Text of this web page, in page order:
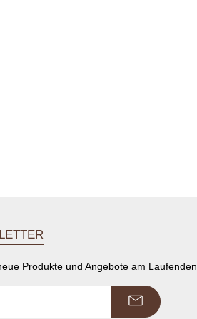
Produkte und Angebote am Laufenden.